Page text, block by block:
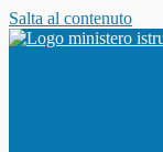
Salta al contenuto